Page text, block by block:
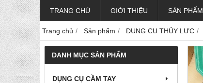
TRANG CHỦ GIỚI THIỆU SẢN PHẨM
Trang chủ Sản phẩm DỤNG CỤ THỦY LỰC
DANH MỤC SẢN PHẨM
DỤNG CỤ CẦM TAY